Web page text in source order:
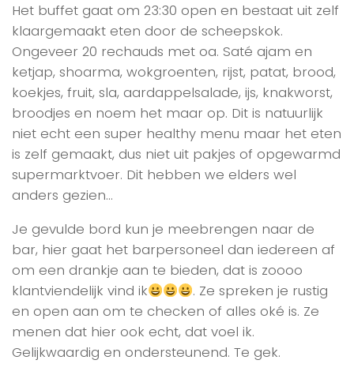
Het buffet gaat om 23:30 open en bestaat uit zelf
klaargemaakt eten door de scheepskok.
Ongeveer 20 rechauds met oa. Saté ajam en
ketjap, shoarma, wokgroenten, rijst, patat, brood,
koekjes, fruit, sla, aardappelsalade, ijs, knakworst,
broodjes en noem het maar op. Dit is natuurlijk
niet echt een super healthy menu maar het eten
is zelf gemaakt, dus niet uit pakjes of opgewarmd
supermarktvoer. Dit hebben we elders wel
anders gezien…
Je gevulde bord kun je meebrengen naar de
bar, hier gaat het barpersoneel dan iedereen af
om een drankje aan te bieden, dat is zoooo
klantviendelijk vind ik
. Ze spreken je rustig
en open aan om te checken of alles oké is. Ze
menen dat hier ook echt, dat voel ik.
Gelijkwaardig en ondersteunend. Te gek.